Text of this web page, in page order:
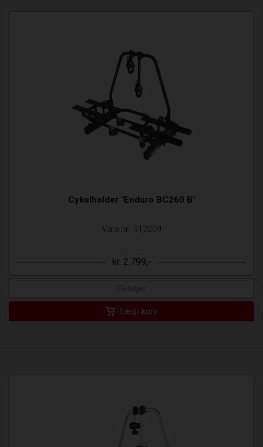
Cykelholder "Enduro BC260 B"
Vare nr.: 912009
kr. 2.799,-
Detaljer
Læg i kurv